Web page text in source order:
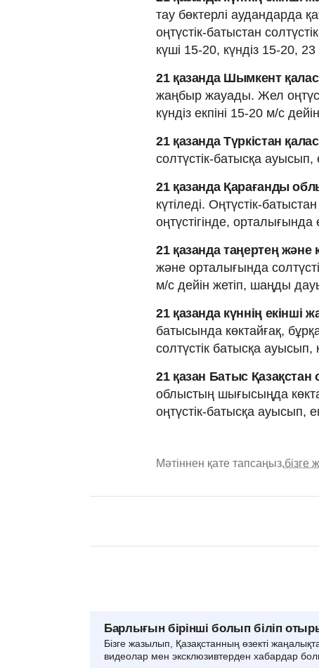
тау бөктерлі аудандарда
оңтүстік-батыстан
күші 15-20, күндіз 15-20,
21 қазанда Шымкент
жаңбыр жауады. Жел
күндіз екпіні 15-20 м/с
21 қазанда Түркістан
солтүстік-батысқа ауысып,
21 қазанда Қарағанды
күтіледі. Оңтүстік-
оңтүстігінде, орталығында
21 қазанда таңертең
және орталығында
м/с дейін жетіп, шаңды
21 қазанда күннің
батысында көктайғақ,
солтүстік батысқа ауысып,
21 қазан Батыс
облыстың шығысыңда
оңтүстік-батысқа ауысып,
Мәтіннен қате тапсаңыз,бізге
Барлығын бірінші болып біліп
Бізге жазылып, Қазақстанның өзекті
видеолар мен эксклюзивтерден хабардар